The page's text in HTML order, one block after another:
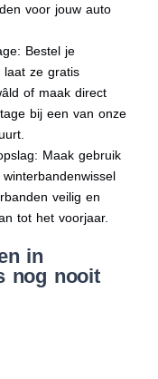
voor jouw auto
Bestel je
laat ze gratis
of maak direct
bij een van onze
Maak gebruik
veilig en
tot het voorjaar.
in
nog nooit